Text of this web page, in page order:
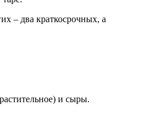
– два краткосрочных, а
и сыры.